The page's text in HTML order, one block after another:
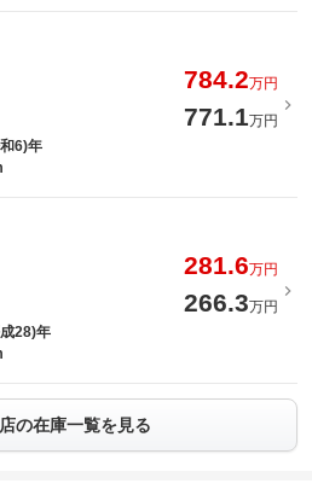
784.2万円
771.1万円
6)年
281.6万円
266.3万円
28)年
の在庫一覧を見る